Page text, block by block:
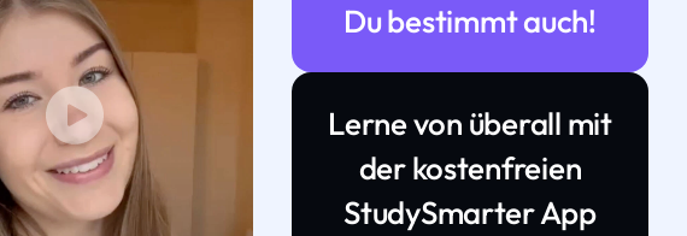
Du bestimmt auch!
Lerne von überall mit
der kostenfreien
StudySmarter App